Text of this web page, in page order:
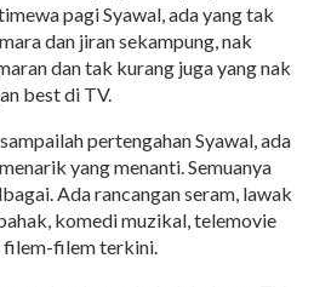
pagi Syawal, ada yang tak
dan jiran sekampung, nak
dan tak kurang juga yang nak
best di TV.
pertengahan Syawal, ada
yang menanti. Semuanya
Ada rancangan seram, lawak
komedi muzikal, telemovie
filem-filem terkini.